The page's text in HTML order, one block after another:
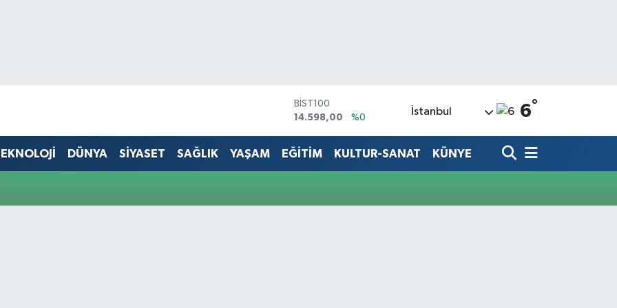
BİST100
14.598,00
%0
79.591,74
DOLAR
45,43620
%0.02
İstanbul 6°
DÜNYA SİYASET SAĞLIK YAŞAM EĞİTİM KULTUR-SANAT KÜNYE